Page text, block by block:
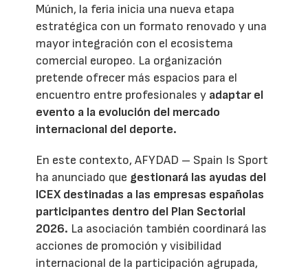
Múnich, la feria inicia una nueva etapa
estratégica con un formato renovado y una
mayor integración con el ecosistema
comercial europeo. La organización
pretende ofrecer más espacios para el
encuentro entre profesionales y adaptar el
evento a la evolución del mercado
internacional del deporte.
En este contexto, AFYDAD – Spain Is Sport
ha anunciado que gestionará las ayudas del
ICEX destinadas a las empresas españolas
participantes dentro del Plan Sectorial
2026. La asociación también coordinará las
acciones de promoción y visibilidad
internacional de la participación agrupada,